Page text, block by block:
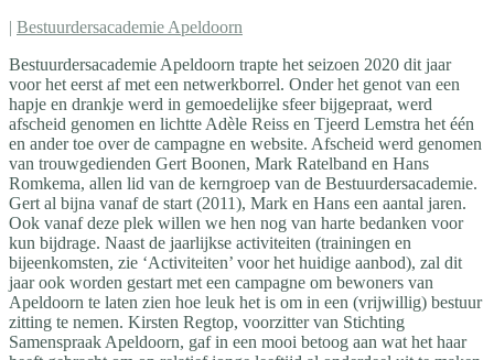
| Bestuurdersacademie Apeldoorn
Bestuurdersacademie Apeldoorn trapte het seizoen 2020 dit jaar
voor het eerst af met een netwerkborrel. Onder het genot van een
hapje en drankje werd in gemoedelijke sfeer bijgepraat, werd
afscheid genomen en lichtte Adèle Reiss en Tjeerd Lemstra het één
en ander toe over de campagne en website. Afscheid werd genomen
van trouwgedienden Gert Boonen, Mark Ratelband en Hans
Romkema, allen lid van de kerngroep van de Bestuurdersacademie.
Gert al bijna vanaf de start (2011), Mark en Hans een aantal jaren.
Ook vanaf deze plek willen we hen nog van harte bedanken voor
kun bijdrage. Naast de jaarlijkse activiteiten (trainingen en
bijeenkomsten, zie ‘Activiteiten’ voor het huidige aanbod), zal dit
jaar ook worden gestart met een campagne om bewoners van
Apeldoorn te laten zien hoe leuk het is om in een (vrijwillig) bestuur
zitting te nemen. Kirsten Regtop, voorzitter van Stichting
Samenspraak Apeldoorn, gaf in een mooi betoog aan wat het haar